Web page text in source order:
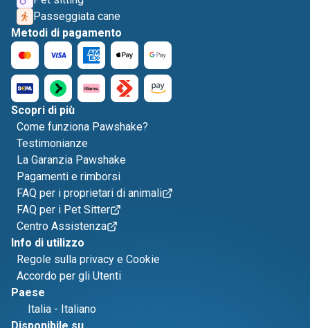
Passeggiata cane
Metodi di pagamento
Scopri di più
Come funziona Pawshake?
Testimonianze
La Garanzia Pawshake
Pagamenti e rimborsi
FAQ per i proprietari di animali
FAQ per i Pet Sitter
Centro Assistenza
Info di utilizzo
Regole sulla privacy e Cookie
Accordo per gli Utenti
Paese
Italia - Italiano